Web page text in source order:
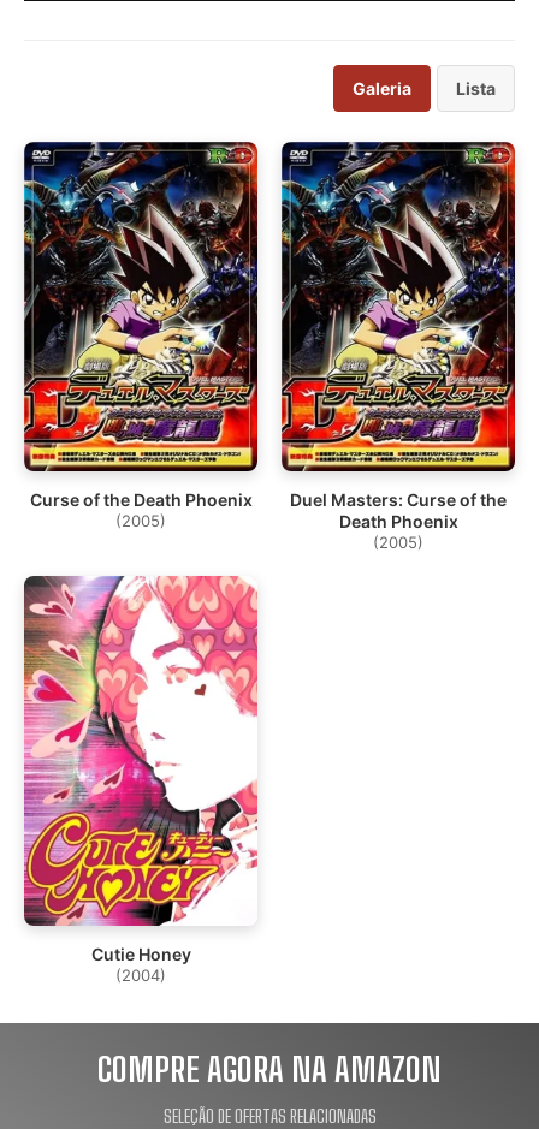
Galeria Lista
Curse of the Death Phoenix
(2005)
Duel Masters: Curse of the
Death Phoenix
(2005)
Cutie Honey
(2004)
COMPRE AGORA NA AMAZON
SELEÇÃO DE OFERTAS RELACIONADAS